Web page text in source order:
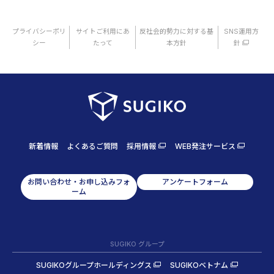
プライバシーポリ
シー
サイトご利用にあ
たって
反社会的勢力に対する基
本方針
SNS運用方
針
新着情報 よくあるご質問 採用情報 WEB発注サービス
お問い合わせ・お申し込みフォ
ーム
アンケートフォーム
SUGIKO グループ
SUGIKOグループホールディングス SUGIKOベトナム